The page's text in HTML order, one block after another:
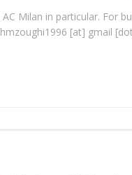
Milan in particular. For
[at] gmail